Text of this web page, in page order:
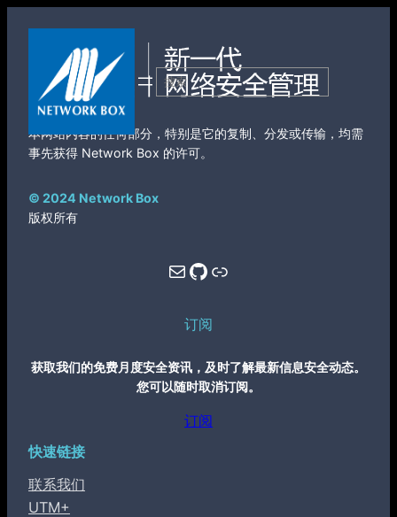
搜
索
本网站内容的任何部分，特别是它的复制、分发或传输，均需
事先获得 Network Box 的许可。
© 2024 Network Box
版权所有
Mail GitHub Link
订阅
获取我们的免费月度安全资讯，及时了解最新信息安全动态。
您可以随时取消订阅。
订阅
快速链接
联系我们
UTM+